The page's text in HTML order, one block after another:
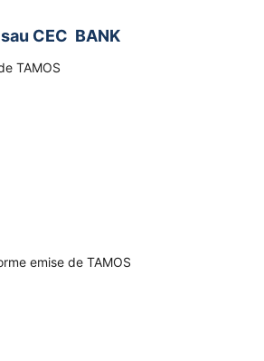
sau CEC BANK
TAMOS
emise de TAMOS